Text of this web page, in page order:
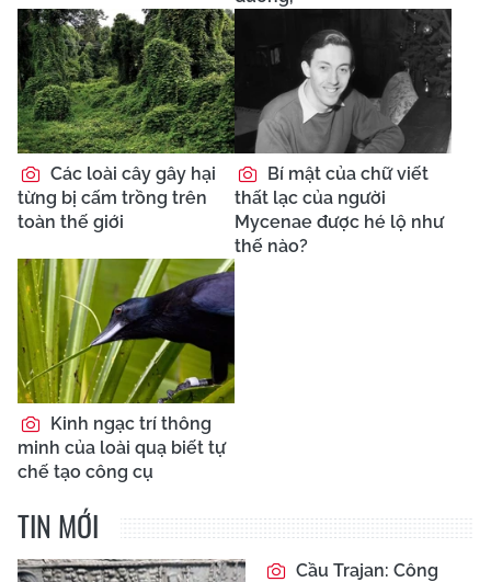
Các loài cây gây hại
từng bị cấm trồng trên
toàn thế giới
Bí mật của chữ viết
thất lạc của người
Mycenae được hé lộ như
thế nào?
Kinh ngạc trí thông
minh của loài quạ biết tự
chế tạo công cụ
TIN MỚI
Cầu Trajan: Công